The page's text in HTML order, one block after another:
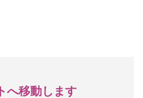
へ移動します